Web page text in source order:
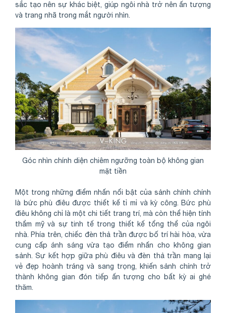
sắc tạo nên sự khác biệt, giúp ngôi nhà trở nên ấn tượng
và trang nhã trong mắt người nhìn.
Góc nhìn chính diện chiêm ngưỡng toàn bộ không gian
mặt tiền
Một trong những điểm nhấn nổi bật của sảnh chính chính
là bức phù điêu được thiết kế tỉ mỉ và kỳ công. Bức phù
điêu không chỉ là một chi tiết trang trí, mà còn thể hiện tính
thẩm mỹ và sự tinh tế trong thiết kế tổng thể của ngôi
nhà. Phía trên, chiếc đèn thả trần được bố trí hài hòa, vừa
cung cấp ánh sáng vừa tạo điểm nhấn cho không gian
sảnh. Sự kết hợp giữa phù điêu và đèn thả trần mang lại
vẻ đẹp hoành tráng và sang trọng, khiến sảnh chính trở
thành không gian đón tiếp ấn tượng cho bất kỳ ai ghé
thăm.